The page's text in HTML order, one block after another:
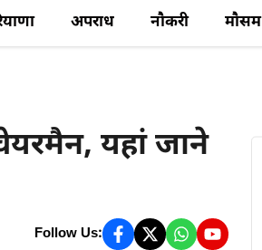
अपराध नौकरी मौसम
यहां जाने
Follow Us: